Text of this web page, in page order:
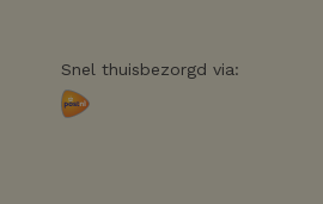
Snel thuisbezorgd via: